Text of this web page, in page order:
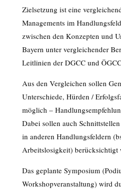
Zielsetzung ist eine
Managements im
zwischen den Konzepten und
Bayern unter vergleichender
Leitlinien der DGCC und
Aus den Vergleichen sollen
Unterschiede, Hürden /
möglich –
Dabei sollen auch
in anderen Handlungsfeldern
Arbeitslosigkeit) berücksichtigt
Das geplante Symposium
Workshopveranstaltung) wird